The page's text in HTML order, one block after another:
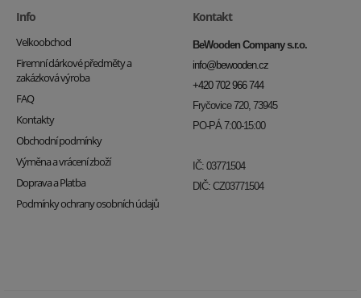
Info
Velkoobchod
Firemní dárkové předměty a
zakázková výroba
FAQ
Kontakty
Obchodní podmínky
Výměna a vrácení zboží
Doprava a Platba
Podmínky ochrany osobních údajů
Kontakt
BeWooden Company s.r.o.
info@bewooden.cz
+420 702 966 744
Fryčovice 720, 73945
PO-PÁ 7:00-15:00
IČ: 03771504
DIČ: CZ03771504